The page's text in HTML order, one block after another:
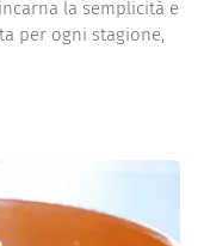
la semplicità e
per ogni stagione,